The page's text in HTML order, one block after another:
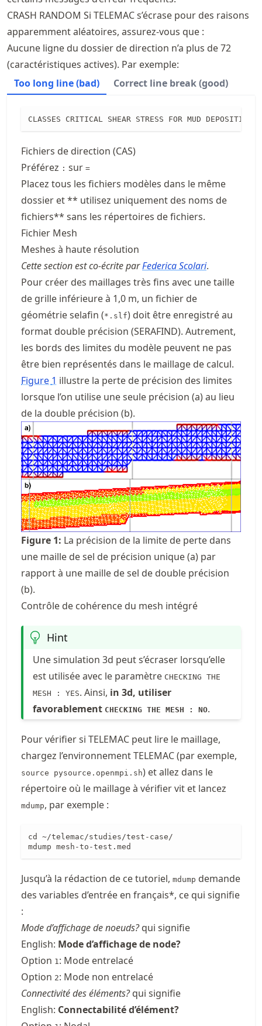
CRASH RANDOM Si TELEMAC s’écrase pour des raisons
apparemment aléatoires, assurez-vous que :
Aucune ligne du dossier de direction n’a plus de 72
(caractéristiques actives). Par exemple:
Too long line (bad)
Correct line break (good)
CLASSES CRITICAL SHEAR STRESS FOR MUD
Fichiers de direction (CAS)
Préférez : sur =
Placez tous les fichiers modèles dans le même
dossier et ** utilisez uniquement des noms de
fichiers** sans les répertoires de fichiers.
Fichier Mesh
Meshes à haute résolution
Cette section est co-écrite parFederica Scolari.
Pour créer des maillages très fins avec une taille
de grille inférieure à 1,0 m, un fichier de
géométrie selafin (*.slf) doit être enregistré au
format double précision (SERAFIND). Autrement,
les bords des limites du modèle peuvent ne pas
être bien représentés dans le maillage de calcul.
Figure 1 illustre la perte de précision des limites
lorsque l’on utilise une seule précision (a) au lieu
de la double précision (b).
Figure 1: La précision de la limite de perte dans
une maille de sel de précision unique (a) par
rapport à une maille de sel de double précision
(b).
Contrôle de cohérence du mesh intégré
Hint
Une simulation 3d peut s’écraser lorsqu’elle
est utilisée avec le paramètre CHECKING THE
MESH : YES. Ainsi, in 3d, utiliser
favorablement CHECKING THE MESH : NO.
Pour vérifier si TELEMAC peut lire le maillage,
chargez l’environnement TELEMAC (par exemple,
source pysource.openmpi.sh) et allez dans le
répertoire où le maillage à vérifier vit et lancez
mdump, par exemple :
cd ~/telemac/studies/test-case/
mdump mesh-to-test.med
Jusqu’à la rédaction de ce tutoriel, mdump demande
des variables d’entrée en français*, ce qui signifie
:
Mode d’affichage de noeuds?qui signifie
English: Mode d’affichage de node?
Option 1 : Mode entrelacé
Option 2: Mode non entrelacé
Connectivité des éléments?qui signifie
English: Connectabilité d’élément?